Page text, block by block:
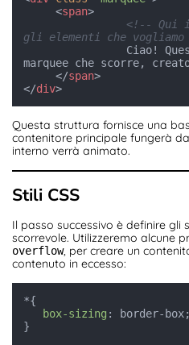
<span>
<!-- Qui
gli elementi che
marquee che scorre,
</span>
</div>
Questa struttura fornisce una
contenitore principale fungerà
interno verrà animato.
Stili CSS
Il passo successivo è definire gli
scorrevole. Utilizzeremo alcune
overflow, per creare un
contenuto in eccesso:
*{
box-sizing : border-box;
}